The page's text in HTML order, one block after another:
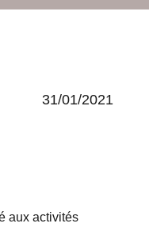
31/01/2021
aux activités